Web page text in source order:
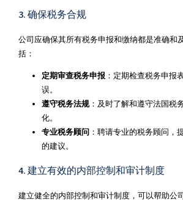
3. 确保税务合规
公司应确保其所有税务申报和缴纳都是准确和
括：
定期审查税务申报：定期检查税务申报
误。
遵守税务法规：及时了解和遵守法国税
化。
专业税务顾问：聘请专业的税务顾问，
的建议。
4. 建立有效的内部控制和审计制度
建立健全的内部控制和审计制度，可以帮助公